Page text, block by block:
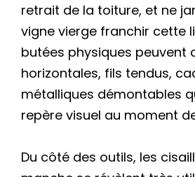
retrait de la toiture, et ne
vigne vierge franchir cette
butées physiques peuvent
horizontales, fils tendus,
métalliques démontables
repère visuel au moment
Du côté des outils, les